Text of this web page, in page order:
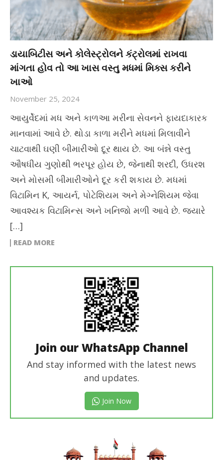
ડાયાબિટીસ અને કોલેસ્ટ્રોલને કંટ્રોલમાં રાખવા
માંગતા હોવ તો આ ખાસ વસ્તુ મધમાં મિક્સ કરીને
ખાઓ
November 25, 2024
આયુર્વેદમાં મધ અને કાળઆ મરીના સેવનને ફાયદાકારક
માનવામાં આવે છે. થોડા કાળા મરીને મધમાં મિલાવીને
ચાટવાથી ઘણી બીમારીઓ દૂર થાય છે. આ બંન્ને વસ્તુ
ઔષધીય ગુણોથી ભરપૂર હોય છે, જેનાથી શરદી, ઉધરશ
અને મોસમી બીમારીઓને દૂર કરી શકાય છે. મધમાં
વિટામિન K, આયર્ન, પોટેશિયમ અને મેગ્નેશિયમ જેવા
આવશ્યક વિટામિન્સ અને ખનિજો મળી આવે છે. જ્યારે
[…]
READ MORE
Join our WhatsApp Channel
And stay informed with the latest news
and updates.
Join Now